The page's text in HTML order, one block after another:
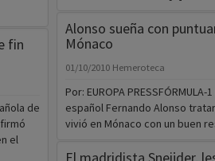
fin
de
el
Alonso sueña con
Mónaco
01/10/2010 Hemeroteca
Por: EUROPA PRESSFÓRMULA-
español Fernando Alonso
vivió en Mónaco con un buen